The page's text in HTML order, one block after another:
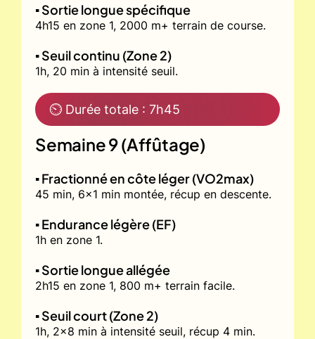
▪️ Sortie longue spécifique
4h15 en zone 1, 2000 m+ terrain de course.
▪️ Seuil continu (Zone 2)
1h, 20 min à intensité seuil.
⏲ Durée totale : 7h45
Semaine 9 (Affûtage)
▪️ Fractionné en côte léger (VO2max)
45 min, 6x1 min montée, récup en descente.
▪️ Endurance légère (EF)
1h en zone 1.
▪️ Sortie longue allégée
2h15 en zone 1, 800 m+ terrain facile.
▪️ Seuil court (Zone 2)
1h, 2x8 min à intensité seuil, récup 4 min.